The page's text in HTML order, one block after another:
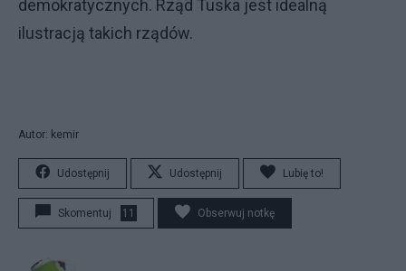
demokratycznych. Rząd Tuska jest idealną
ilustracją takich rządów.
Autor: kemir
Udostępnij Udostępnij Lubię to!
Skomentuj 11 Obserwuj notkę